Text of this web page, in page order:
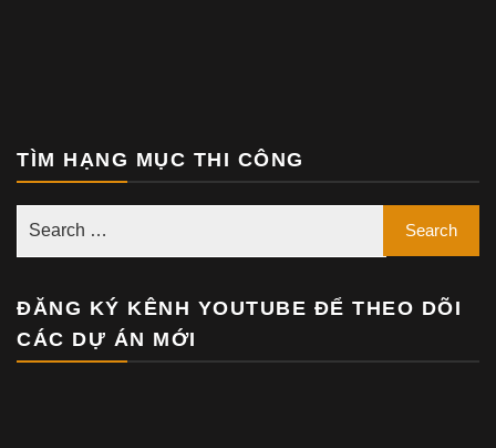
TÌM HẠNG MỤC THI CÔNG
ĐĂNG KÝ KÊNH YOUTUBE ĐỂ THEO DÕI
CÁC DỰ ÁN MỚI